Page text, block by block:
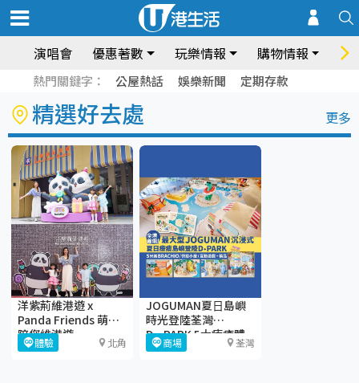
演唱會 優惠著數 玩樂情報 購物情報 飲
熱門關鍵字： 公屋熱話 娛樂新聞 定期存款
精選好去處 更多
洋紫荊維港遊 x
Panda Friends 萌萌
陪您維港遊
體驗 北角
JOGUMAN夏⽇島嶼
時光登陸荃灣
D·PARK 5大療癒體
驗區+期間限定店
商場 荃灣